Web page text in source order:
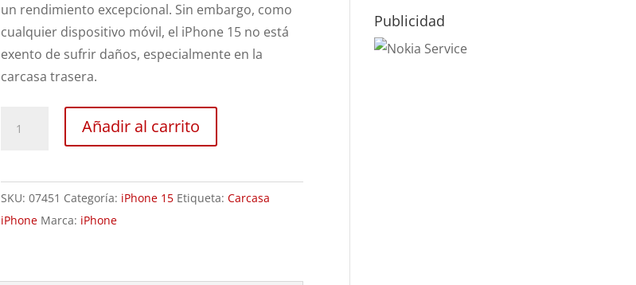
un rendimiento excepcional. Sin embargo, como
cualquier dispositivo móvil, el iPhone 15 no está
exento de sufrir daños, especialmente en la
carcasa trasera.
15
cantidad
Añadir al carrito
SKU:07451 Categoría: iPhone 15 Etiqueta:Carcasa
iPhone Marca: iPhone
Publicidad